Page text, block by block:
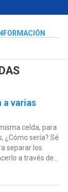
a varias
celda, para
¿Cómo sería? Sé
separar los
a través de...